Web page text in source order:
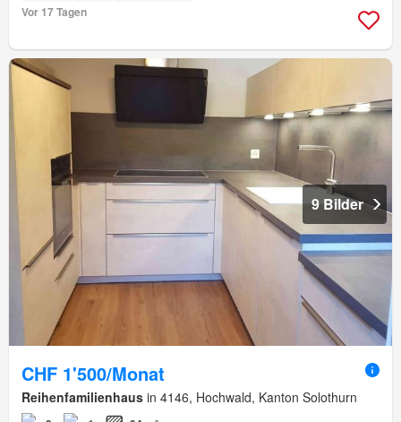
Vor 17 Tagen
9 Bilder
CHF 1'500/Monat
Reihenfamilienhaus in 4146, Hochwald, Kanton Solothurn